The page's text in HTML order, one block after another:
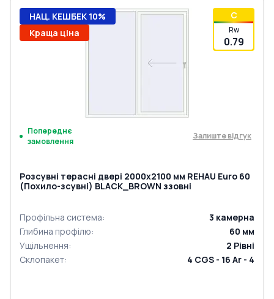
C
Rw
0.79
НАЦ. КЕШБЕК 10%
Краща ціна
Попереднє
замовлення
Залиште відгук
Розсувні терасні двері 2000x2100 мм REHAU Euro 60
(Похило-зсувні) BLACK_BROWN ззовні
Профільна система: 3 камерна
Глибина профілю: 60 мм
Ущільнення: 2 Рівні
Склопакет: 4 CGS - 16 Ar - 4